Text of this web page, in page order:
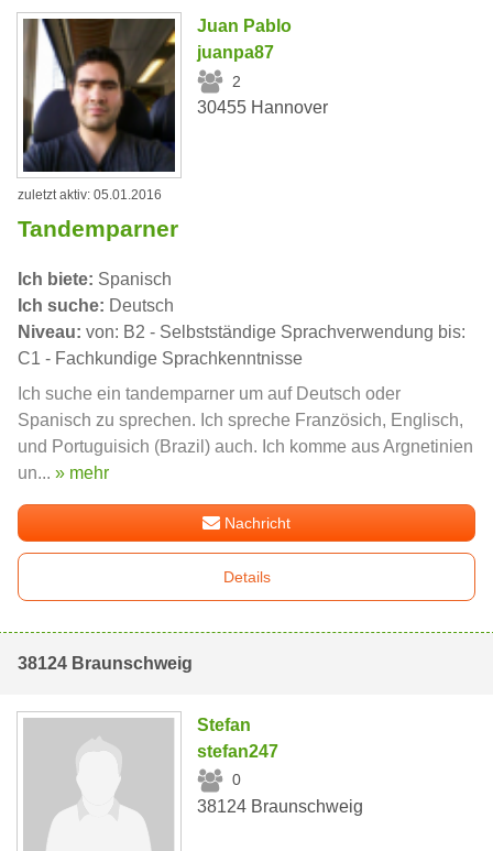
Juan Pablo
juanpa87
2
30455 Hannover
zuletzt aktiv: 05.01.2016
Tandemparner
Ich biete: Spanisch
Ich suche: Deutsch
Niveau: von: B2 - Selbstständige Sprachverwendung bis:
C1 - Fachkundige Sprachkenntnisse
Ich suche ein tandemparner um auf Deutsch oder
Spanisch zu sprechen. Ich spreche Französich, Englisch,
und Portuguisich (Brazil) auch. Ich komme aus Argnetinien
un... » mehr
Nachricht
Details
38124 Braunschweig
Stefan
stefan247
0
38124 Braunschweig